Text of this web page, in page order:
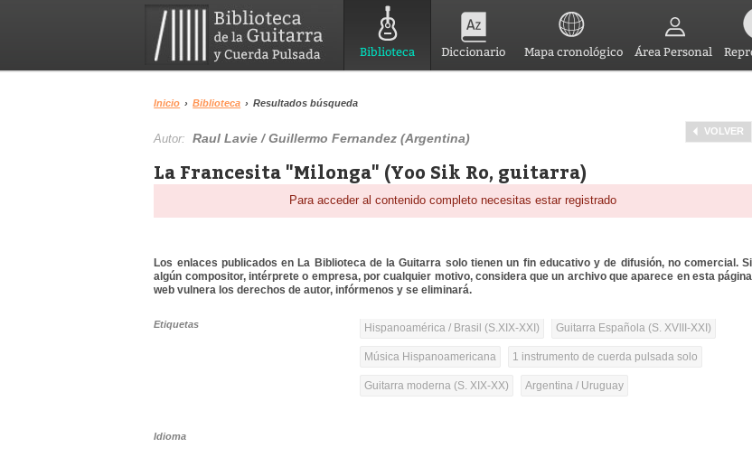
Biblioteca Diccionario Mapa cronológico Área Personal
Inicio › Biblioteca › Resultados búsqueda
VOLVER
Autor:Raul Lavie / Guillermo Fernandez (Argentina)
La Francesita "Milonga" (Yoo Sik Ro, guitarra)
Para acceder al contenido completo necesitas estar registrado
Los enlaces publicados en La Biblioteca de la Guitarra solo tienen un fin educativo y de difusión, no comercial. Si
algún compositor, intérprete o empresa, por cualquier motivo, considera que un archivo que aparece en esta página
web vulnera los derechos de autor, infórmenos y se eliminará.
Etiquetas Hispanoamérica / Brasil (S.XIX-XXI) Guitarra Española (S. XVIII-XXI)
Música Hispanoamericana 1 instrumento de cuerda pulsada solo
Guitarra moderna (S. XIX-XX) Argentina / Uruguay
Idioma